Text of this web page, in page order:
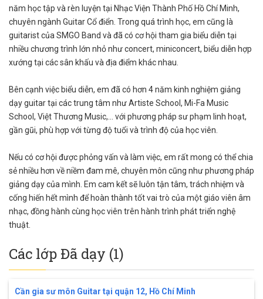
năm học tập và rèn luyện tại Nhạc Viện Thành Phố Hồ Chí Minh,
chuyên ngành Guitar Cổ điển. Trong quá trình học, em cũng là
guitarist của SMGO Band và đã có cơ hội tham gia biểu diễn tại
nhiều chương trình lớn nhỏ như concert, miniconcert, biểu diễn hợp
xướng tại các sân khấu và địa điểm khác nhau.
Bên cạnh việc biểu diễn, em đã có hơn 4 năm kinh nghiệm giảng
dạy guitar tại các trung tâm như Artiste School, Mi-Fa Music
School, Việt Thương Music,... với phương pháp sư phạm linh hoạt,
gần gũi, phù hợp với từng độ tuổi và trình độ của học viên.
Nếu có cơ hội được phỏng vấn và làm việc, em rất mong có thể chia
sẻ nhiều hơn về niềm đam mê, chuyên môn cũng như phương pháp
giảng dạy của mình. Em cam kết sẽ luôn tận tâm, trách nhiệm và
cống hiến hết mình để hoàn thành tốt vai trò của một giáo viên âm
nhạc, đồng hành cùng học viên trên hành trình phát triển nghệ
thuật.
Các lớp Đã dạy (1)
Cần gia sư môn Guitar tại quận 12, Hồ Chí Minh